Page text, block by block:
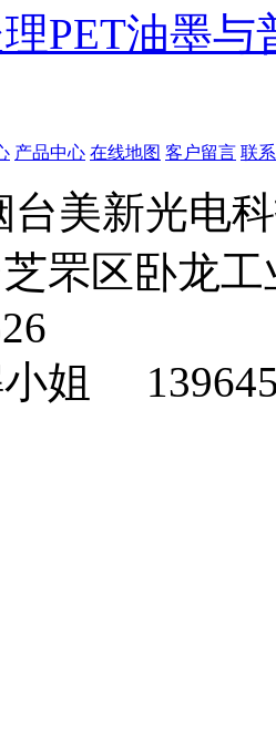
PET油墨与
产品中心 在线地图 客户留言 联
台美新光电
芝罘区卧龙
小姐